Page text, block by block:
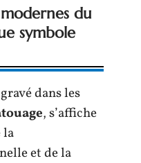
du
symbole
dans les
, s’affiche
la
et de la